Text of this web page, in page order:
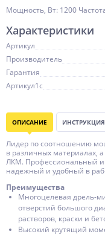
Мощность, Вт: 1200
Характеристики
Артикул
Производитель
Гарантия
Артикул1c
ОПИСАНИЕ ИНСТРУКЦИЯ
Лидер по соотношению
в различных материалах,
ЛКМ. Профессиональный
надежный и удобный в
Преимущества
Многоцелевая дрель-
отверстий большого
растворов, краски и
Высокий крутящий